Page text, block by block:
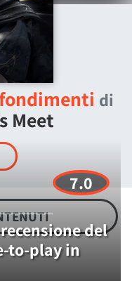
di
Meet
7.0
del
to-play in